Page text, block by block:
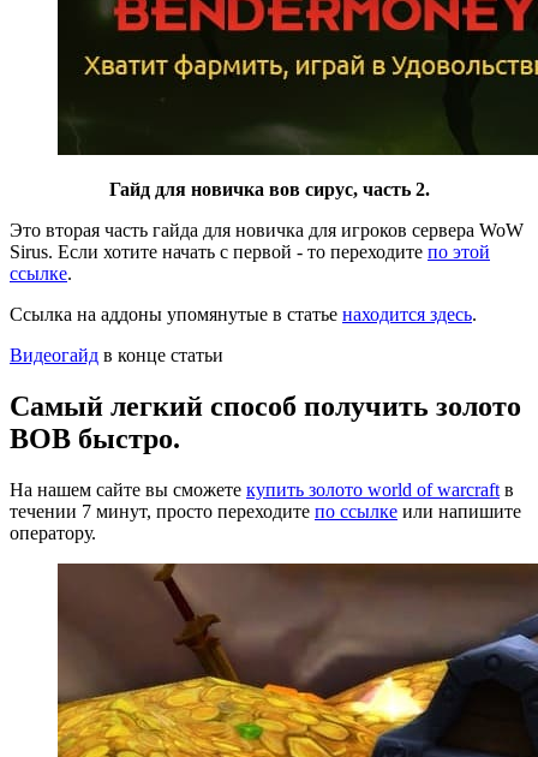
Гайд для новичка вов сирус, часть 2.
Это вторая часть гайда для новичка для игроков сервера WoW
Sirus. Если хотите начать с первой - то переходите по этой
ссылке.
Ссылка на аддоны упомянутые в статье находится здесь.
Видеогайд в конце статьи
Самый легкий способ получить золото
ВОВ быстро.
На нашем сайте вы сможете купить золото world of warcraft в
течении 7 минут, просто переходите по ссылке или напишите
оператору.